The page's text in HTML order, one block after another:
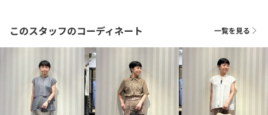
このスタッフのコーディネート 一覧を見る